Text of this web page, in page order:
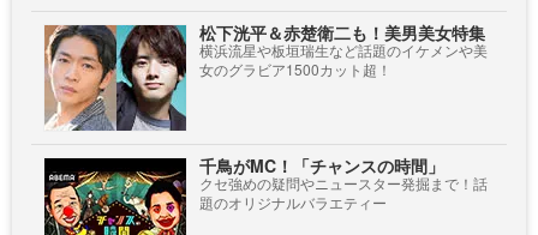
松下洸平＆赤楚衛二も！美男美女特集
横浜流星や板垣瑞生など話題のイケメンや美
女のグラビア1500カット超！
千鳥がMC！「チャンスの時間」
クセ強めの疑問やニュースター発掘まで！話
題のオリジナルバラエティー